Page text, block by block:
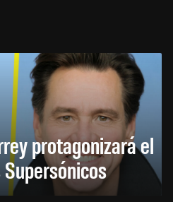
protagonizará el